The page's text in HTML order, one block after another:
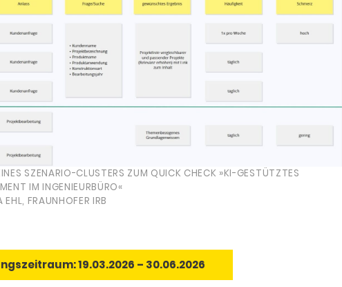
SZENARIO-CLUSTERS ZUM QUICK CHECK »KI-GESTÜTZTES
IM INGENIEURBÜRO«
EHL, FRAUNHOFER IRB
19.03.2026 – 30.06.2026